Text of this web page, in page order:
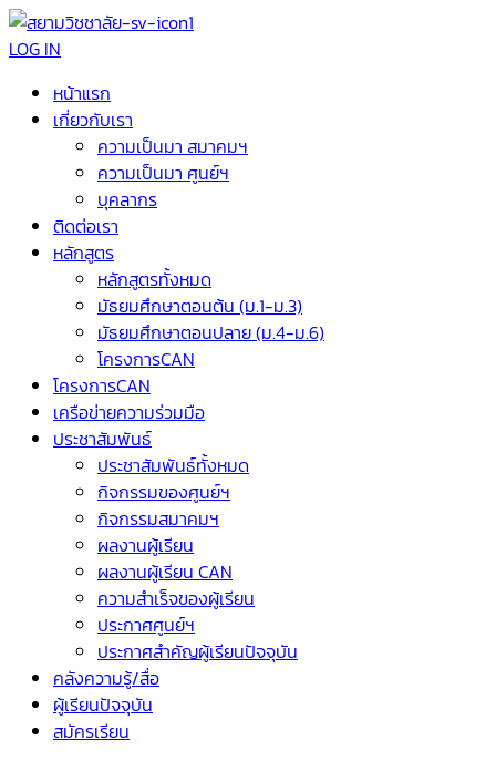
LOG IN
หน้าแรก
เกี่ยวกับเรา
ความเป็นมา สมาคมฯ
ความเป็นมา ศูนย์ฯ
บุคลากร
ติดต่อเรา
หลักสูตร
หลักสูตรทั้งหมด
มัธยมศึกษาตอนต้น (ม.1-ม.3)
มัธยมศึกษาตอนปลาย (ม.4-ม.6)
โครงการCAN
โครงการCAN
เครือข่ายความร่วมมือ
ประชาสัมพันธ์
ประชาสัมพันธ์ทั้งหมด
กิจกรรมของศูนย์ฯ
กิจกรรมสมาคมฯ
ผลงานผู้เรียน
ผลงานผู้เรียน CAN
ความสำเร็จของผู้เรียน
ประกาศศูนย์ฯ
ประกาศสำคัญผู้เรียนปัจจุบัน
คลังความรู้/สื่อ
ผู้เรียนปัจจุบัน
สมัครเรียน